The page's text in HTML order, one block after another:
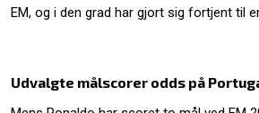
EM, og i den grad har gjort sig fortjent til
Udvalgte målscorer odds på